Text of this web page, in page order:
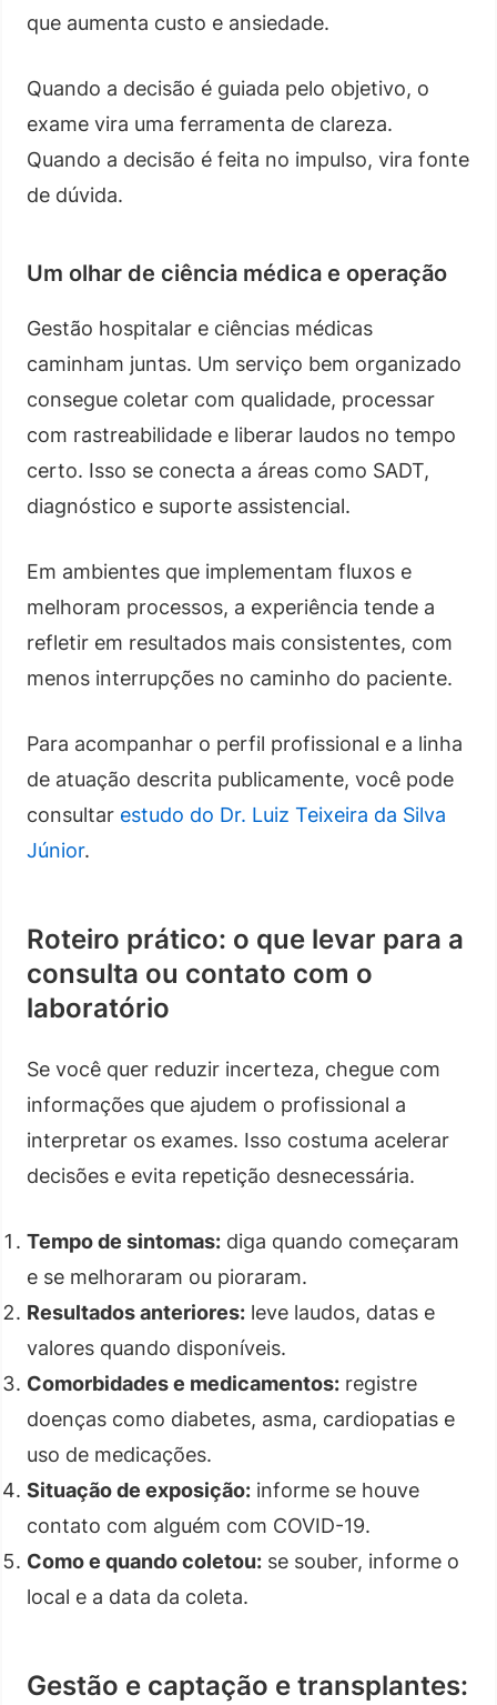
que aumenta custo e ansiedade.
Quando a decisão é guiada pelo objetivo, o
exame vira uma ferramenta de clareza.
Quando a decisão é feita no impulso, vira fonte
de dúvida.
Um olhar de ciência médica e operação
Gestão hospitalar e ciências médicas
caminham juntas. Um serviço bem organizado
consegue coletar com qualidade, processar
com rastreabilidade e liberar laudos no tempo
certo. Isso se conecta a áreas como SADT,
diagnóstico e suporte assistencial.
Em ambientes que implementam fluxos e
melhoram processos, a experiência tende a
refletir em resultados mais consistentes, com
menos interrupções no caminho do paciente.
Para acompanhar o perfil profissional e a linha
de atuação descrita publicamente, você pode
consultar estudo do Dr. Luiz Teixeira da Silva
Júnior.
Roteiro prático: o que levar para a
consulta ou contato com o
laboratório
Se você quer reduzir incerteza, chegue com
informações que ajudem o profissional a
interpretar os exames. Isso costuma acelerar
decisões e evita repetição desnecessária.
Tempo de sintomas: diga quando começaram
e se melhoraram ou pioraram.
Resultados anteriores: leve laudos, datas e
valores quando disponíveis.
Comorbidades e medicamentos: registre
doenças como diabetes, asma, cardiopatias e
uso de medicações.
Situação de exposição: informe se houve
contato com alguém com COVID-19.
Como e quando coletou: se souber, informe o
local e a data da coleta.
Gestão e captação e transplantes: